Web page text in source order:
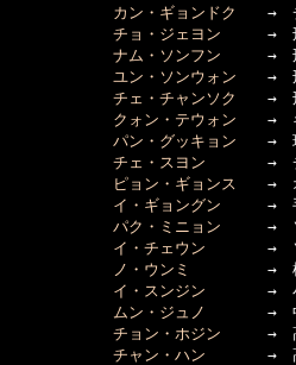
カン・ギョンドク
→　チ
チョ・ジェヨン →　刑
ナム・ソンフン →　刑
ユン・ソンウォン →　刑
チェ・チャンソク
→　刑
クォン・テウォン →　キ
パン・グッキョン →　
チェ・スヨン →　チ
ピョン・ギョンス →　
イ・ギョングン →　手
パク・ミニョン →　ソ
イ・チェウン →　ソク
ノ・ウンミ
→　横の
イ・スンジン →　小学
ムン・ジュノ
→　中学
チョン・ホジン →　高
チャン・ハン →　高